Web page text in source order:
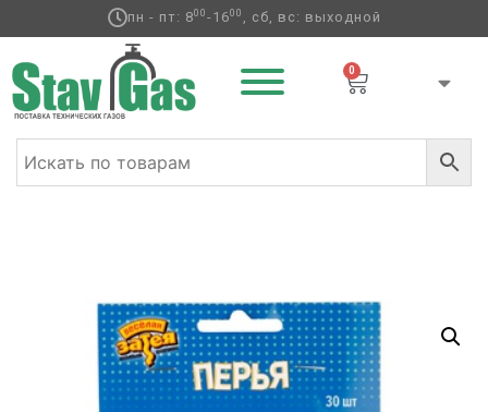
пн - пт: 800-1600 , сб, вс: выходной
0